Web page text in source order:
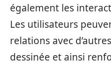
également les
Les utilisateurs
relations avec
dessinée et ainsi